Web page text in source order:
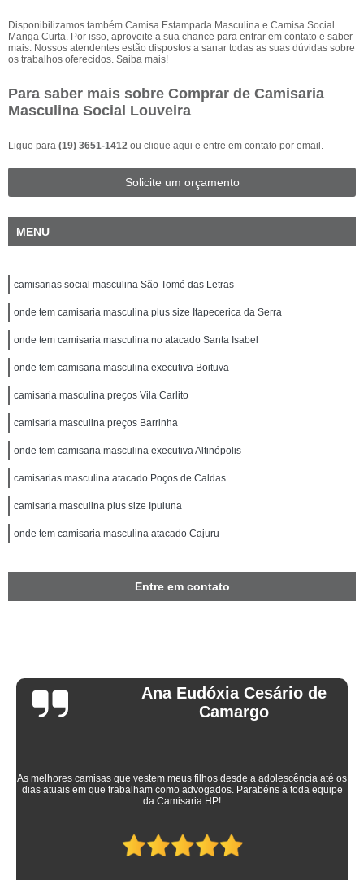
Disponibilizamos também Camisa Estampada Masculina e Camisa Social
Manga Curta. Por isso, aproveite a sua chance para entrar em contato e saber
mais. Nossos atendentes estão dispostos a sanar todas as suas dúvidas sobre
os trabalhos oferecidos. Saiba mais!
Para saber mais sobre Comprar de Camisaria
Masculina Social Louveira
Ligue para (19) 3651-1412 ou clique aqui e entre em contato por email.
Solicite um orçamento
MENU
camisarias social masculina São Tomé das Letras
onde tem camisaria masculina plus size Itapecerica da Serra
onde tem camisaria masculina no atacado Santa Isabel
onde tem camisaria masculina executiva Boituva
camisaria masculina preços Vila Carlito
camisaria masculina preços Barrinha
onde tem camisaria masculina executiva Altinópolis
camisarias masculina atacado Poços de Caldas
camisaria masculina plus size Ipuiuna
onde tem camisaria masculina atacado Cajuru
Entre em contato
Ana Eudóxia Cesário de
Camargo
As melhores camisas que vestem meus filhos desde a adolescência até os
dias atuais em que trabalham como advogados. Parabéns à toda equipe
da Camisaria HP!